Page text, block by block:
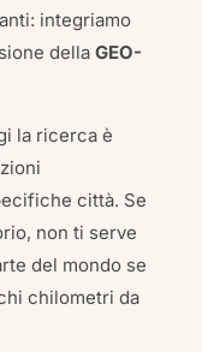
integriamo
della GEO-
la ricerca è
città. Se
non ti serve
del mondo se
chilometri da